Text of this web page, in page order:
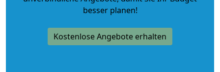
besser planen!
Kostenlose Angebote erhalten